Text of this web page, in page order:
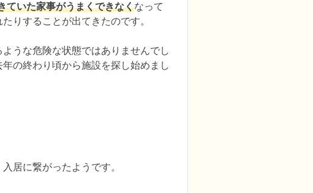
ていた家事がうまくできなくなって
りすることが出てきたのです。
うな危険な状態ではありませんでし
の終わり頃から施設を探し始めまし
居に繋がったようです。